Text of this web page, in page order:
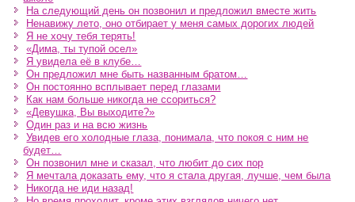
На следующий день он позвонил и предложил вместе жить
Ненавижу лето, оно отбирает у меня самых дорогих людей
Я не хочу тебя терять!
«Дима, ты тупой осел»
Я увидела её в клубе…
Он предложил мне быть названным братом…
Он постоянно всплывает перед глазами
Как нам больше никогда не ссориться?
«Девушка, Вы выходите?»
Один раз и на всю жизнь
Увидев его холодные глаза, понимала, что покоя с ним не
будет…
Он позвонил мне и сказал, что любит до сих пор
Я мечтала доказать ему, что я стала другая, лучше, чем была
Никогда не иди назад!